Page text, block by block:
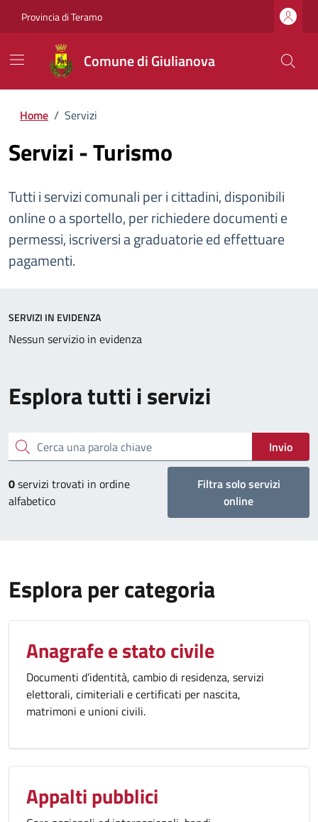
Provincia di Teramo
Comune di Giulianova
Home / Servizi
Servizi - Turismo
Tutti i servizi comunali per i cittadini, disponibili
online o a sportello, per richiedere documenti e
permessi, iscriversi a graduatorie ed effettuare
pagamenti.
Esplora tutti i servizi
Cerca una parola chiave Invio
0servizi trovati in ordine
alfabetico
Filtra solo servizi
online
SERVIZI IN EVIDENZA
Nessun servizio in evidenza
Esplora per categoria
Anagrafe e stato civile
Documenti d’identità, cambio di residenza, servizi
elettorali, cimiteriali e certificati per nascita,
matrimoni e unioni civili.
Appalti pubblici